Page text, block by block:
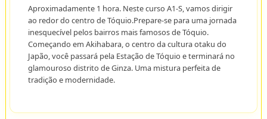
Aproximadamente 1 hora. Neste curso A1-S, vamos dirigir
ao redor do centro de Tóquio.Prepare-se para uma jornada
inesquecível pelos bairros mais famosos de Tóquio.
Começando em Akihabara, o centro da cultura otaku do
Japão, você passará pela Estação de Tóquio e terminará no
glamouroso distrito de Ginza. Uma mistura perfeita de
tradição e modernidade.